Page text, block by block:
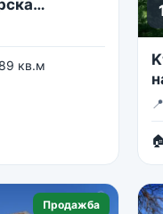
кв.м
📍
Продажба